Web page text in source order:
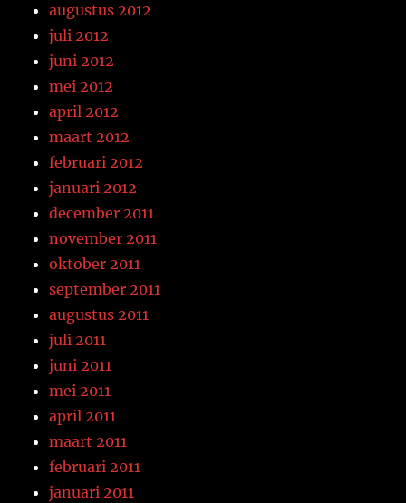
augustus 2012
juli 2012
juni 2012
mei 2012
april 2012
maart 2012
februari 2012
januari 2012
december 2011
november 2011
oktober 2011
september 2011
augustus 2011
juli 2011
juni 2011
mei 2011
april 2011
maart 2011
februari 2011
januari 2011